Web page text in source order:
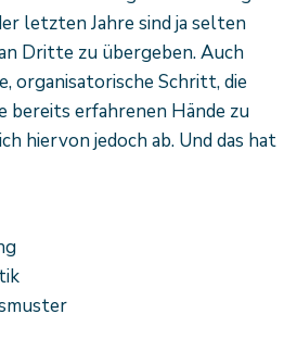
letzten Jahre sind ja selten
Dritte zu übergeben. Auch
organisatorische Schritt, die
erfahrenen Hände zu
hiervon jedoch ab. Und das hat